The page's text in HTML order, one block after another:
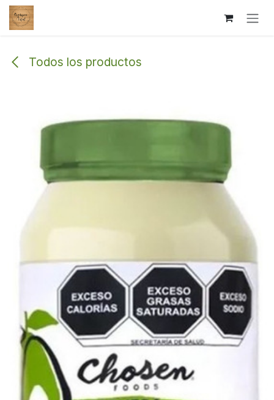
Ir al contenido
Todos los productos